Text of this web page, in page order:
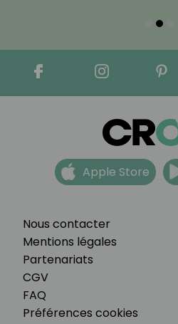
Nous contacter
Mentions légales
Partenariats
CGV
FAQ
Préférences cookies
Apple Store